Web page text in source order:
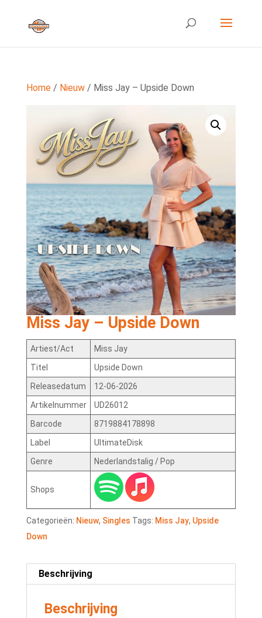
Home/ Nieuw/ Miss Jay – Upside Down
Miss Jay – Upside Down
Artiest/Act
Miss Jay
Titel
Upside Down
Releasedatum
12-06-2026
Artikelnummer
UD26012
Barcode
8719884178898
Label
UltimateDisk
Genre
Nederlandstalig / Pop
Shops
Categorieën: Nieuw, Singles Tags: Miss Jay, Upside
Down
Beschrijving
Beschrijving